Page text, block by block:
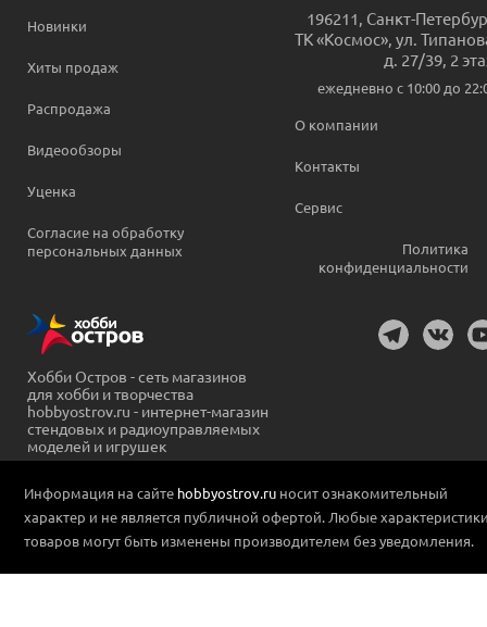
Новинки
Хиты продаж
Распродажа
Видеообзоры
Уценка
Согласие на обработку
персональных данных
196211 Санкт-
ТК «Космос», ул.
д. 27/39, 2
ежедневно c 10:00 до
О компании
Контакты
Сервис
Политика
конфиденциальности
Хобби Остров - сеть магазинов
для хобби и творчества
hobbyostrov.ru - интернет-магазин
стендовых и радиоуправляемых
моделей и игрушек
Информация на сайте hobbyostrov.ru носит ознакомительный
характер и не является публичной офертой. Любые
товаров могут быть изменены производителем без уведомления.